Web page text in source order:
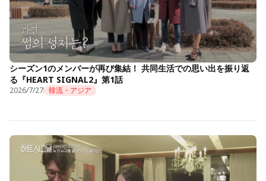
シーズン1のメンバーが再び集結！ 共同生活での思い出を振り返
る『HEART SIGNAL2』第1話
2026/7/27 韓流・アジア